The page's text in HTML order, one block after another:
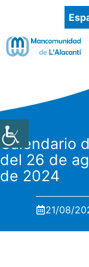
contenido
Calendario
del 26 de
de 2024
21/08/